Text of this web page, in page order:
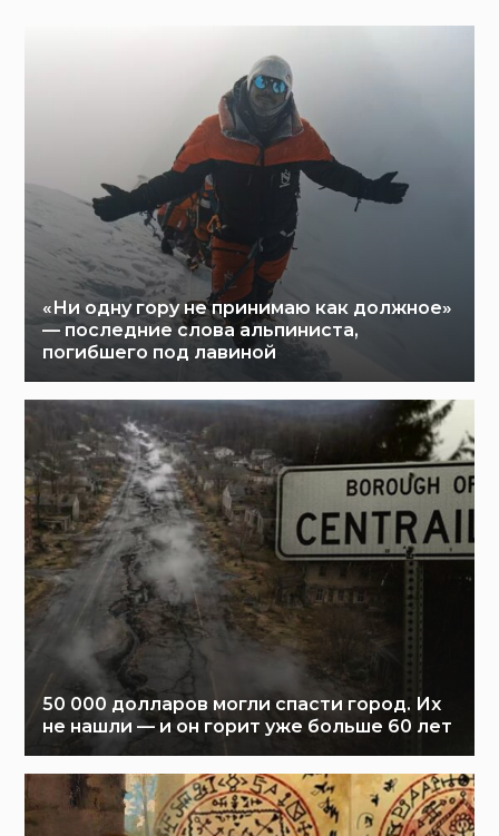
«Ни одну гору не принимаю как должное»
— последние слова альпиниста,
погибшего под лавиной
50 000 долларов могли спасти город. Их
не нашли — и он горит уже больше 60 лет